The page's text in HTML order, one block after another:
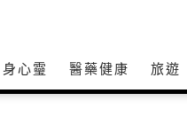
身心𩆜 醫藥健康 旅遊